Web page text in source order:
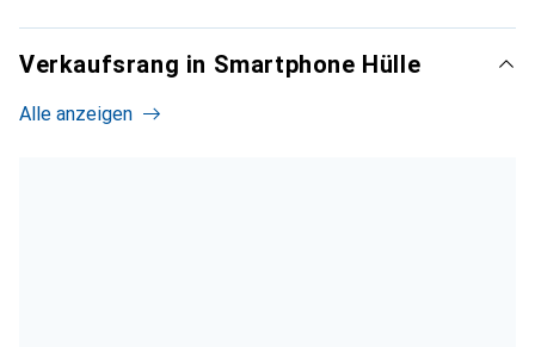
Verkaufsrang in Smartphone Hülle
Alle anzeigen